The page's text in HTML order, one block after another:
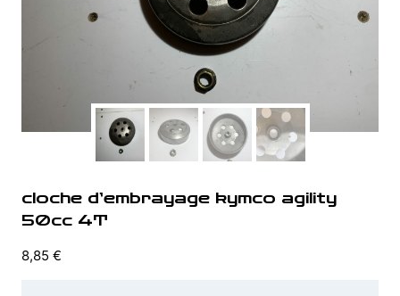
cloche d’embrayage kymco agility
50cc 4T
8,85 €